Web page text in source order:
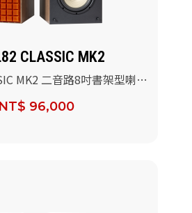
CLASSIC MK2
MK2 二音路8吋書架型喇叭
NT$ 96,000